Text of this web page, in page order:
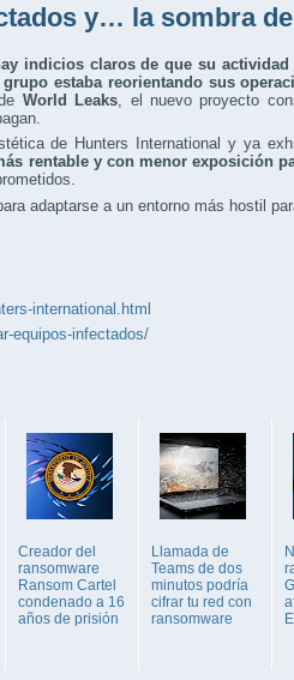
y… la sombra
indicios claros de que su
estaba reorientando sus
World Leaks , el nuevo proyecto
de Hunters International y ya
rentable y con menor exposición
adaptarse a un entorno más hostil
international.html
equipos-infectados/
Creador del
ransomware
Ransom Cartel
condenado a 16
años de prisión
Llamada de
Teams de dos
minutos podría
cifrar tu red con
ransomware